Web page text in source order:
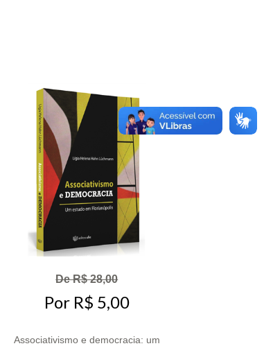
De R$ 28,00
Por R$ 5,00
Associativismo e democracia: um